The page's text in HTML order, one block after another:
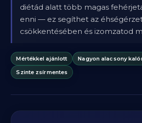
diétád alatt több magas
enni — ez segíthet az
csökkentésében és izomzatod
Mértékkel ajánlott
Nagyon alacsony
Szinte zsírmentes